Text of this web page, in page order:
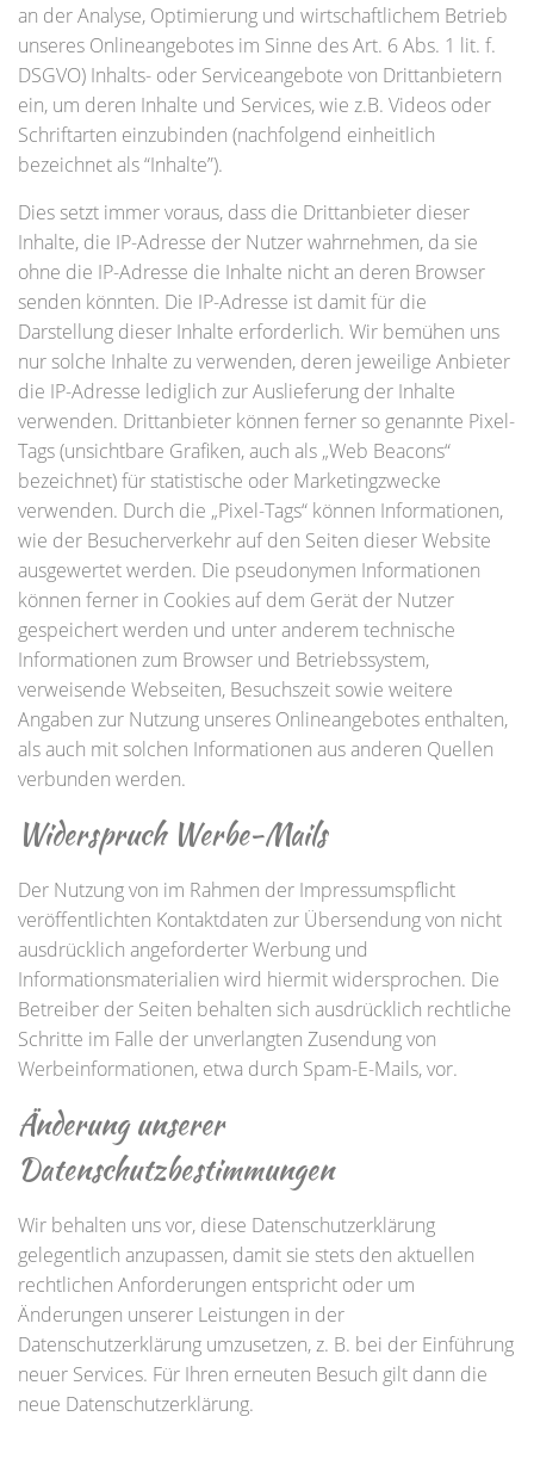
an der Analyse, Optimierung und wirtschaftlichem Betrieb
unseres Onlineangebotes im Sinne des Art. 6 Abs. 1 lit. f.
DSGVO) Inhalts- oder Serviceangebote von Drittanbietern
ein, um deren Inhalte und Services, wie z.B. Videos oder
Schriftarten einzubinden (nachfolgend einheitlich
bezeichnet als “Inhalte”).
Dies setzt immer voraus, dass die Drittanbieter dieser
Inhalte, die IP-Adresse der Nutzer wahrnehmen, da sie
ohne die IP-Adresse die Inhalte nicht an deren Browser
senden könnten. Die IP-Adresse ist damit für die
Darstellung dieser Inhalte erforderlich. Wir bemühen uns
nur solche Inhalte zu verwenden, deren jeweilige Anbieter
die IP-Adresse lediglich zur Auslieferung der Inhalte
verwenden. Drittanbieter können ferner so genannte Pixel-
Tags (unsichtbare Grafiken, auch als „Web Beacons“
bezeichnet) für statistische oder Marketingzwecke
verwenden. Durch die „Pixel-Tags“ können Informationen,
wie der Besucherverkehr auf den Seiten dieser Website
ausgewertet werden. Die pseudonymen Informationen
können ferner in Cookies auf dem Gerät der Nutzer
gespeichert werden und unter anderem technische
Informationen zum Browser und Betriebssystem,
verweisende Webseiten, Besuchszeit sowie weitere
Angaben zur Nutzung unseres Onlineangebotes enthalten,
als auch mit solchen Informationen aus anderen Quellen
verbunden werden.
Widerspruch Werbe-Mails
Der Nutzung von im Rahmen der Impressumspflicht
veröffentlichten Kontaktdaten zur Übersendung von nicht
ausdrücklich angeforderter Werbung und
Informationsmaterialien wird hiermit widersprochen. Die
Betreiber der Seiten behalten sich ausdrücklich rechtliche
Schritte im Falle der unverlangten Zusendung von
Werbeinformationen, etwa durch Spam-E-Mails, vor.
Änderung unserer
Datenschutzbestimmungen
Wir behalten uns vor, diese Datenschutzerklärung
gelegentlich anzupassen, damit sie stets den aktuellen
rechtlichen Anforderungen entspricht oder um
Änderungen unserer Leistungen in der
Datenschutzerklärung umzusetzen, z. B. bei der Einführung
neuer Services. Für Ihren erneuten Besuch gilt dann die
neue Datenschutzerklärung.